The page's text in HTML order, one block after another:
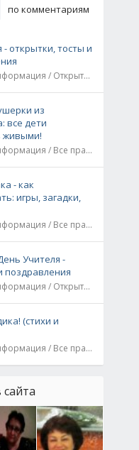
по комментариям
- открытки, тосты и
22.02.22, Информация / Открытки / Все праздники
из
все дети
живыми!
20.06.21, Информация / Все праздники / Рассказы и истории
- как
игры, загадки,
10.07.21, Информация / Все праздники
Учителя -
поздравления
04.10.21, Информация / Открытки / Все праздники
(стихи и
19.06.21, Информация / Все праздники